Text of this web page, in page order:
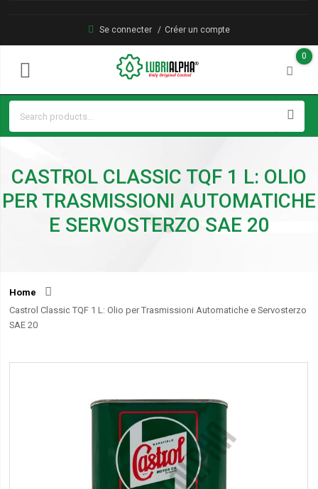
Se connecter Créer un compte
0
CASTROL CLASSIC TQF 1 L: OLIO
PER TRASMISSIONI AUTOMATICHE
E SERVOSTERZO SAE 20
Home
Castrol Classic TQF 1 L: Olio per Trasmissioni Automatiche e Servosterzo
SAE 20